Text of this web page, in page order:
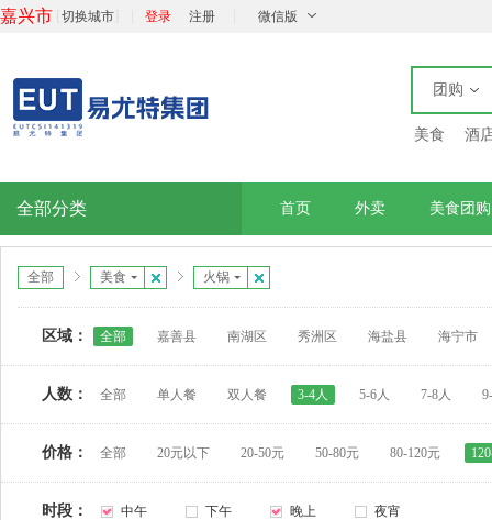
嘉兴市 切换城市 登录 注册 微信版
团购
美食 酒
全部分类 首页 外卖 美食团购
全部 美食 火锅
区域： 全部 嘉善县 南湖区 秀洲区 海盐县 海宁市
人数： 全部 单人餐 双人餐 3-4人 5-6人 7-8人
价格： 全部 20元以下 20-50元 50-80元 80-120元
时段： 中午 下午 晚上 夜宵